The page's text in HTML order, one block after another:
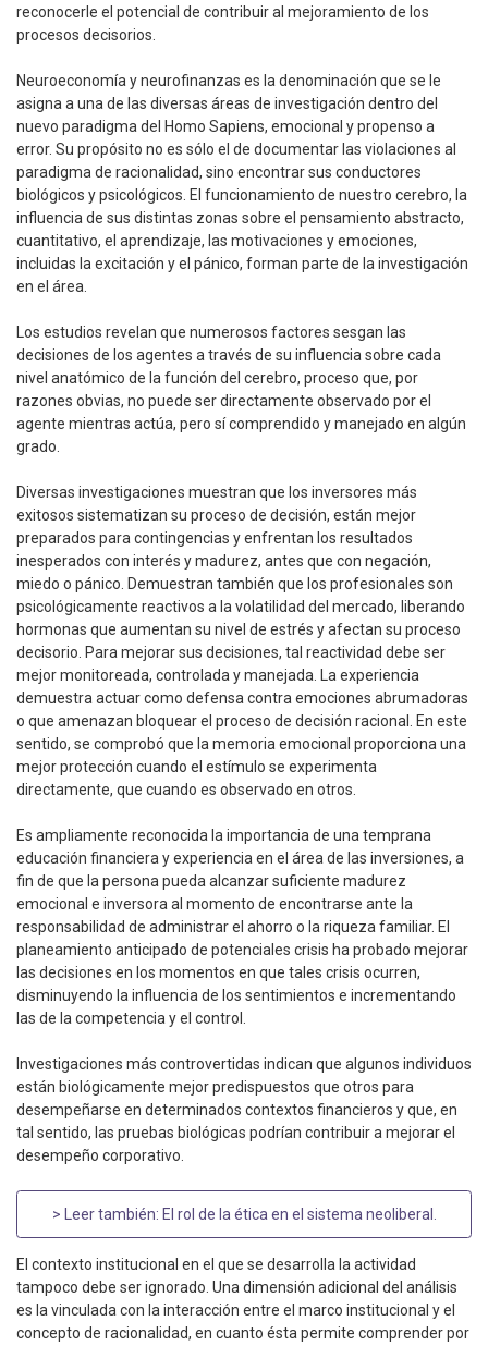
reconocerle el potencial de contribuir al mejoramiento de los
procesos decisorios.
Neuroeconomía y neurofinanzas es la denominación que se le
asigna a una de las diversas áreas de investigación dentro del
nuevo paradigma del Homo Sapiens, emocional y propenso a
error. Su propósito no es sólo el de documentar las violaciones al
paradigma de racionalidad, sino encontrar sus conductores
biológicos y psicológicos. El funcionamiento de nuestro cerebro, la
influencia de sus distintas zonas sobre el pensamiento abstracto,
cuantitativo, el aprendizaje, las motivaciones y emociones,
incluidas la excitación y el pánico, forman parte de la investigación
en el área.
Los estudios revelan que numerosos factores sesgan las
decisiones de los agentes a través de su influencia sobre cada
nivel anatómico de la función del cerebro, proceso que, por
razones obvias, no puede ser directamente observado por el
agente mientras actúa, pero sí comprendido y manejado en algún
grado.
Diversas investigaciones muestran que los inversores más
exitosos sistematizan su proceso de decisión, están mejor
preparados para contingencias y enfrentan los resultados
inesperados con interés y madurez, antes que con negación,
miedo o pánico. Demuestran también que los profesionales son
psicológicamente reactivos a la volatilidad del mercado, liberando
hormonas que aumentan su nivel de estrés y afectan su proceso
decisorio. Para mejorar sus decisiones, tal reactividad debe ser
mejor monitoreada, controlada y manejada. La experiencia
demuestra actuar como defensa contra emociones abrumadoras
o que amenazan bloquear el proceso de decisión racional. En este
sentido, se comprobó que la memoria emocional proporciona una
mejor protección cuando el estímulo se experimenta
directamente, que cuando es observado en otros.
Es ampliamente reconocida la importancia de una temprana
educación financiera y experiencia en el área de las inversiones, a
fin de que la persona pueda alcanzar suficiente madurez
emocional e inversora al momento de encontrarse ante la
responsabilidad de administrar el ahorro o la riqueza familiar. El
planeamiento anticipado de potenciales crisis ha probado mejorar
las decisiones en los momentos en que tales crisis ocurren,
disminuyendo la influencia de los sentimientos e incrementando
las de la competencia y el control.
Investigaciones más controvertidas indican que algunos individuos
están biológicamente mejor predispuestos que otros para
desempeñarse en determinados contextos financieros y que, en
tal sentido, las pruebas biológicas podrían contribuir a mejorar el
desempeño corporativo.
> Leer también: El rol de la ética en el sistema neoliberal
El contexto institucional en el que se desarrolla la actividad
tampoco debe ser ignorado. Una dimensión adicional del análisis
es la vinculada con la interacción entre el marco institucional y el
concepto de racionalidad, en cuanto ésta permite comprender por